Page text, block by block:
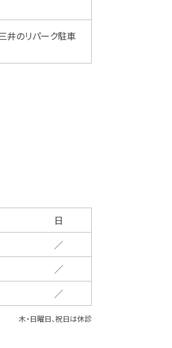
井のリパーク駐車
日
／
／
／
木・日曜日、祝日は休診